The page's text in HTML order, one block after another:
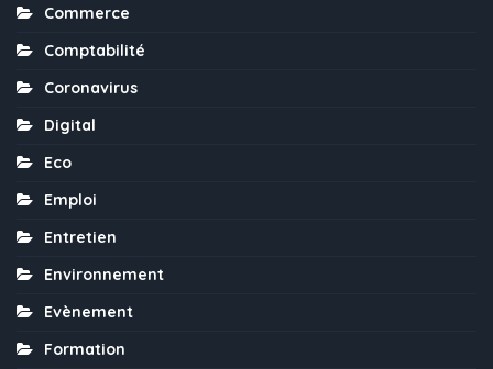
Commerce
Comptabilité
Coronavirus
Digital
Eco
Emploi
Entretien
Environnement
Evènement
Formation